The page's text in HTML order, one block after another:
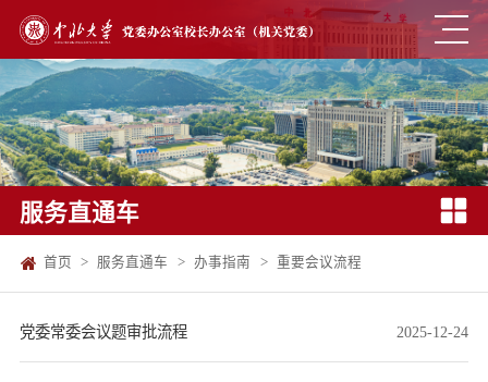
服务直通车
首页 > 服务直通车 > 办事指南 > 重要会议流程
党委常委会议题审批流程 2025-12-24